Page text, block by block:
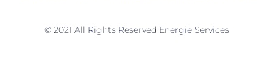
© 2021 All Rights Reserved Energie Services